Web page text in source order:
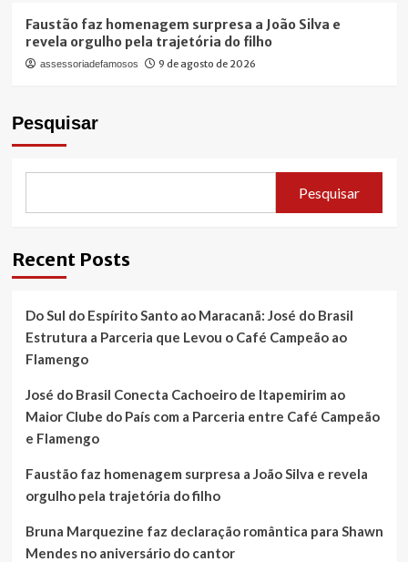
Faustão faz homenagem surpresa a João Silva e
revela orgulho pela trajetória do filho
assessoriadefamosos 9 de agosto de 2026
Pesquisar
Pesquisar
Recent Posts
Do Sul do Espírito Santo ao Maracanã: José do Brasil
Estrutura a Parceria que Levou o Café Campeão ao
Flamengo
José do Brasil Conecta Cachoeiro de Itapemirim ao
Maior Clube do País com a Parceria entre Café Campeão
e Flamengo
Faustão faz homenagem surpresa a João Silva e revela
orgulho pela trajetória do filho
Bruna Marquezine faz declaração romântica para Shawn
Mendes no aniversário do cantor